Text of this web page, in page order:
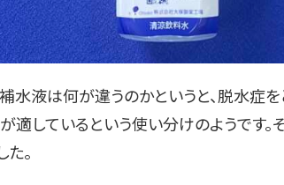
水液は何が違うのかというと、脱水症
適しているという使い分けのようです。
。